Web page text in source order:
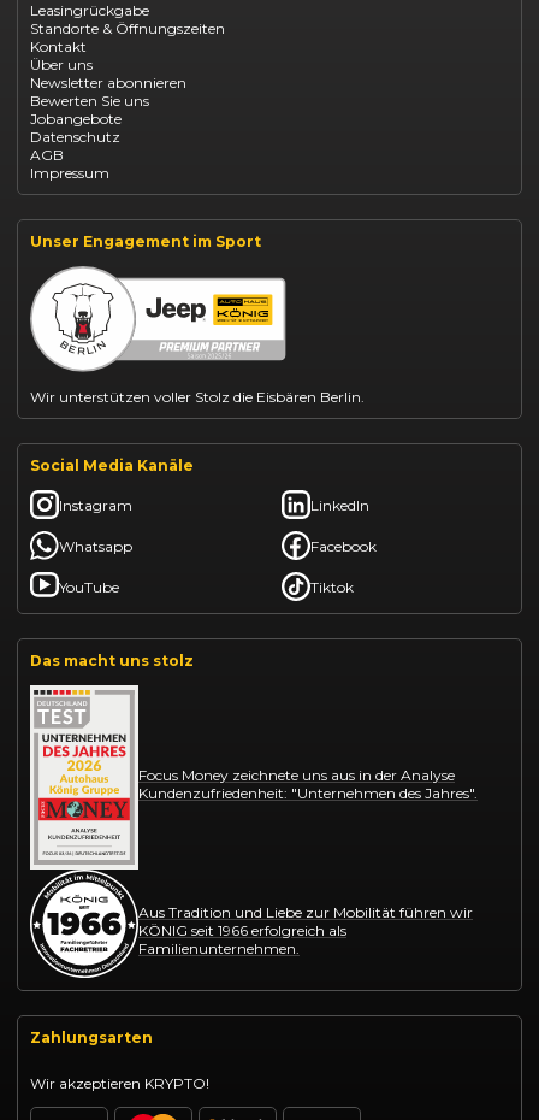
Opel Astra leasen
Opel Mokka kaufen
Opel Grandland finanzieren
Opel Vivaro Gewerbeleasing
Fiat 500 finanzieren
Fiat Panda leasen
Dacia Duster finanzieren
Dacia Sandero kaufen
Dacia Jogger leasen
Jeep Compass leasen
Jeep Renegade finanzieren
Suzuki Swift finanzieren
BYD Dolphin finanzieren
Kia Ceed finanzieren
Kia Sportage leasen
Mazda CX-30 finanzieren
Citroën C3 leasen
Leasingrückgabe
Standorte & Öffnungszeiten
Kontakt
Über uns
Newsletter abonnieren
Bewerten Sie uns
Jobangebote
Datenschutz
AGB
Impressum
Unser Engagement im Sport
Wir unterstützen voller Stolz die Eisbären Berlin.
Social Media Kanäle
Instagram LinkedIn
Whatsapp Facebook
YouTube Tiktok
Das macht uns stolz
Focus Money zeichnete uns aus in der Analyse
Kundenzufriedenheit: "Unternehmen des Jahres".
Aus Tradition und Liebe zur Mobilität führen wir
KÖNIG seit 1966 erfolgreich als
Familienunternehmen.
Zahlungsarten
Wir akzeptieren KRYPTO!